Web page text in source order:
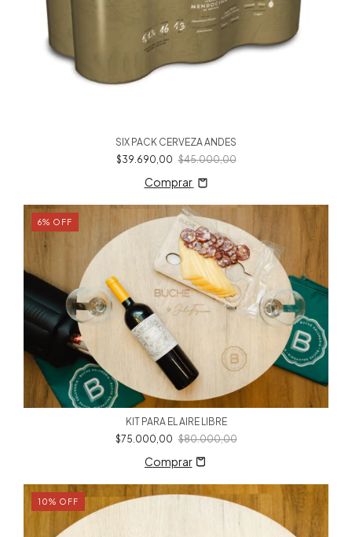
SIX PACK CERVEZA ANDES
$39.690,00 $45.000,00
Comprar
6% OFF
KIT PARA EL AIRE LIBRE
$75.000,00 $80.000,00
10% OFF